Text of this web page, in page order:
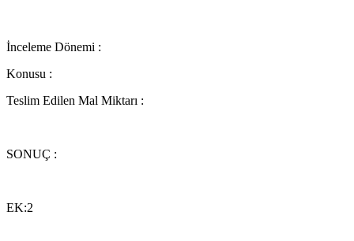
İnceleme Dönemi :
Konusu :
Teslim Edilen Mal Miktarı :
SONUÇ :
EK:2